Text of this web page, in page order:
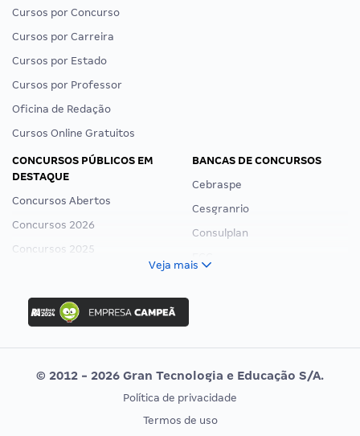
Cursos por Concurso
Cursos por Carreira
Cursos por Estado
Cursos por Professor
Oficina de Redação
Cursos Online Gratuitos
CONCURSOS PÚBLICOS EM
DESTAQUE
Concursos Abertos
Concursos 2026
Concursos 2025
Concurso Ibama
Concurso MPU
Editais publicados
BANCAS DE CONCURSOS
Cebraspe
Cesgranrio
Consulplan
Vunesp
CONCURSOS POR PROFISSÃO
EXAME DE ORDEM
Veja mais
© 2012 - 2026 Gran Tecnologia e Educação S/A.
Política de privacidade
Termos de uso